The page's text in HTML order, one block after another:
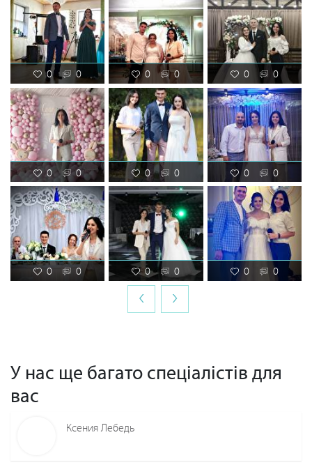
0 0 0 0 0 0
0 0 0 0 0 0
0 0 0 0 0 0
‹ ›
У нас ще багато спеціалістів для
вас
Ксения Лебедь